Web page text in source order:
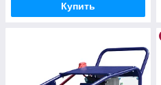
Купить